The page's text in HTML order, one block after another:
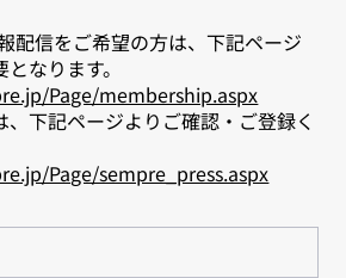
配信をご希望の方は、下記ページ
なります。
Page/membership.aspx
、下記ページよりご確認・ご登録く
Page/sempre_press.aspx